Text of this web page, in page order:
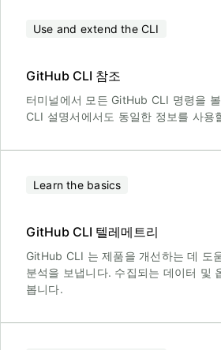
Use and extend the CLI
GitHub CLI 참조
터미널에서 모든 GitHub CLI 명령을
CLI 설명서에서도 동일한 정보를 사용
Learn the basics
GitHub CLI 텔레메트리
GitHub CLI 는 제품을 개선하는 데 도
분석을 보냅니다. 수집되는 데이터 및
봅니다.